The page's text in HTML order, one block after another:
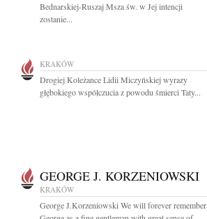
Bednarskiej-Ruszaj Msza św. w Jej intencji
zostanie...
KRAKÓW
Drogiej Koleżance Lidii Miczyńskiej wyrazy
głębokiego współczucia z powodu śmierci Taty...
GEORGE J. KORZENIOWSKI
KRAKÓW
George J.Korzeniowski We will forever remember